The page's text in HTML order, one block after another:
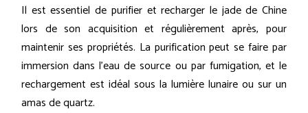
Il est essentiel de purifier et recharger le jade de Chine
lors de son acquisition et régulièrement après, pour
maintenir ses propriétés. La purification peut se faire par
immersion dans l'eau de source ou par fumigation, et le
rechargement est idéal sous la lumière lunaire ou sur un
amas de quartz.